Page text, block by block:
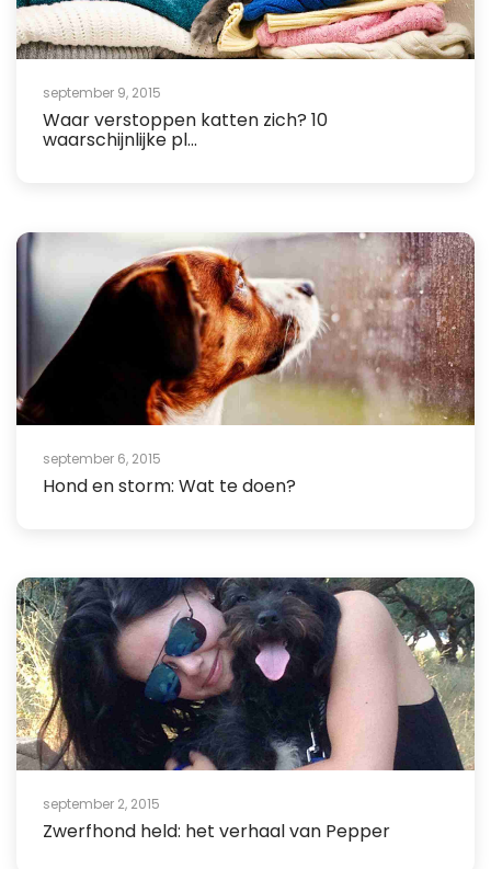
september 9, 2015
Waar verstoppen katten zich? 10
waarschijnlijke pl...
september 6, 2015
Hond en storm: Wat te doen?
september 2, 2015
Zwerfhond held: het verhaal van Pepper